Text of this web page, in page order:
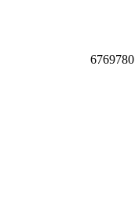
6769780